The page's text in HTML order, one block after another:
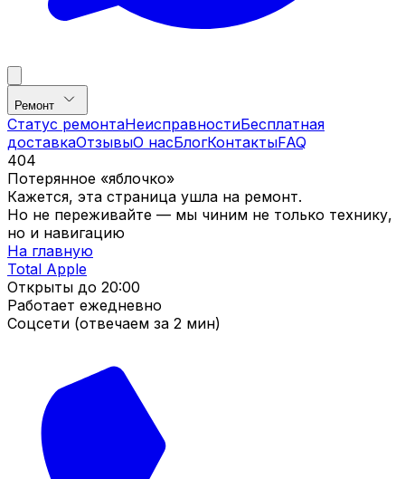
Ремонт
Статус ремонтаНеисправностиБесплатная
доставкаОтзывыО насБлогКонтактыFAQ
404
Потерянное «яблочко»
Кажется, эта страница ушла на ремонт.
Но не переживайте — мы чиним не только технику,
но и навигацию
На главную
Total Apple
Открыты до 20:00
Работает ежедневно
Соцсети (отвечаем за 2 мин)